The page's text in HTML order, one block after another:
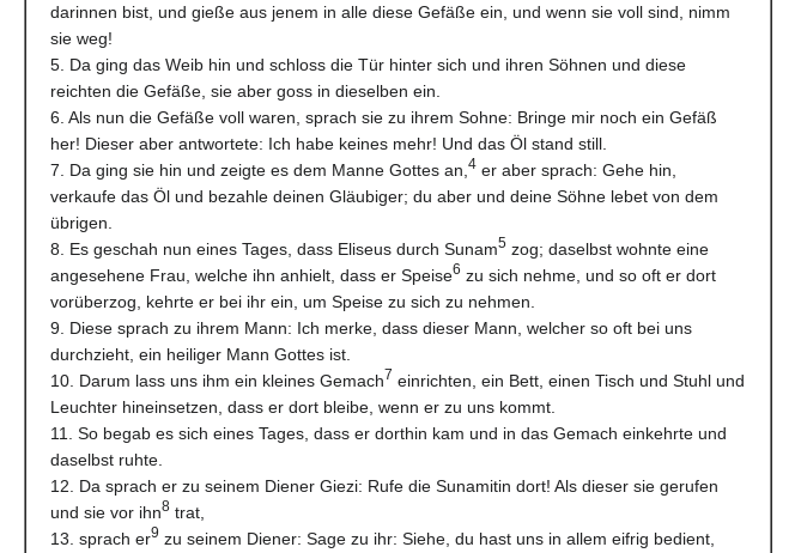
darinnen bist, und gieße aus jenem in alle diese Gefäße ein, und wenn sie voll sind, nimm
sie weg!
5. Da ging das Weib hin und schloss die Tür hinter sich und ihren Söhnen und diese
reichten die Gefäße, sie aber goss in dieselben ein.
6. Als nun die Gefäße voll waren, sprach sie zu ihrem Sohne: Bringe mir noch ein Gefäß
her! Dieser aber antwortete: Ich habe keines mehr! Und das Öl stand still.
7. Da ging sie hin und zeigte es dem Manne Gottes an, 4 er aber sprach: Gehe hin,
verkaufe das Öl und bezahle deinen Gläubiger; du aber und deine Söhne lebet von dem
übrigen.
8. Es geschah nun eines Tages, dass Eliseus durch Sunam5 zog; daselbst wohnte eine
angesehene Frau, welche ihn anhielt, dass er Speise6 zu sich nehme, und so oft er dort
vorüberzog, kehrte er bei ihr ein, um Speise zu sich zu nehmen.
9. Diese sprach zu ihrem Mann: Ich merke, dass dieser Mann, welcher so oft bei uns
durchzieht, ein heiliger Mann Gottes ist.
10. Darum lass uns ihm ein kleines Gemach7 einrichten, ein Bett, einen Tisch und Stuhl und
Leuchter hineinsetzen, dass er dort bleibe, wenn er zu uns kommt.
11. So begab es sich eines Tages, dass er dorthin kam und in das Gemach einkehrte und
daselbst ruhte.
12. Da sprach er zu seinem Diener Giezi: Rufe die Sunamitin dort! Als dieser sie gerufen
und sie vor ihn8 trat,
13. sprach er9 zu seinem Diener: Sage zu ihr: Siehe, du hast uns in allem eifrig bedient,